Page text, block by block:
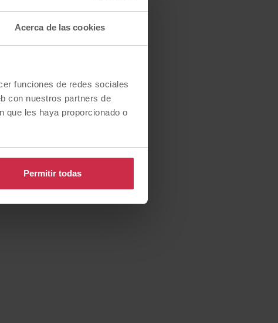
Acerca de las cookies
funciones de redes sociales
con nuestros partners de
que les haya proporcionado o
Permitir todas